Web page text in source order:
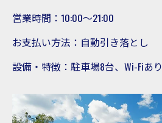
営業時間：10:00～21:00
お支払い方法：自動引き落とし
設備・特徴：駐車場8台、Wi-Fiあり